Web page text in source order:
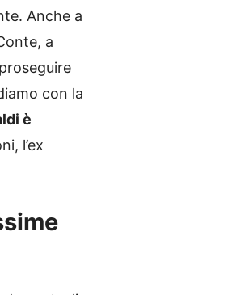
Anche a
a
con la
è
l’ex